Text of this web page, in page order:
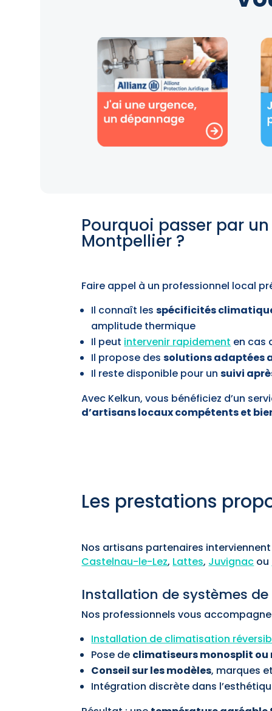
Pourquoi passer par
Montpellier ?
Faire appel à un professionnel local
Il connaît lesspécificités
amplitude thermique
Il peut intervenir rapidement en cas
Il propose dessolutions adaptées
Il reste disponible pour unsuivi
Avec Kelkun, vous bénéficiez d’un
d’artisans locaux compétents et
Les prestations
Nos artisans partenaires
Castelnau-le-Lez, Lattes, Juvignac ou
Installation de systèmes
Nos professionnels vous
Installation de climatisation
Pose de climatiseurs monosplit
Conseil sur les modèles, marques
Intégration discrète dans